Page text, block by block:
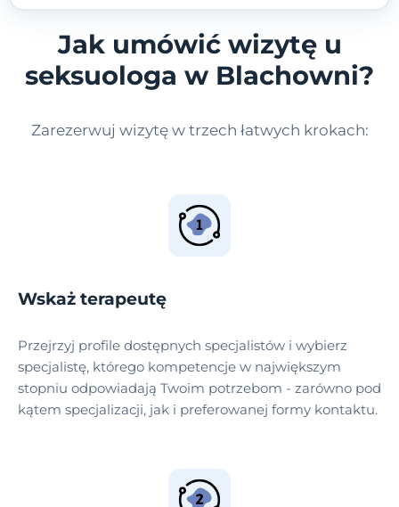
Jak umówić wizytę u
seksuologa w Blachowni?
Zarezerwuj wizytę w trzech łatwych krokach:
Wskaż terapeutę
Przejrzyj profile dostępnych specjalistów i wybierz
specjalistę, którego kompetencje w największym
stopniu odpowiadają Twoim potrzebom - zarówno pod
kątem specjalizacji, jak i preferowanej formy kontaktu.